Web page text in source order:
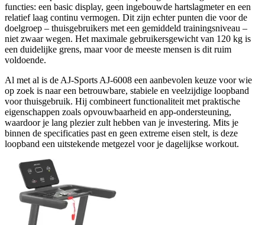
functies: een basic display, geen ingebouwde hartslagmeter en een
relatief laag continu vermogen. Dit zijn echter punten die voor de
doelgroep – thuisgebruikers met een gemiddeld trainingsniveau –
niet zwaar wegen. Het maximale gebruikersgewicht van 120 kg is
een duidelijke grens, maar voor de meeste mensen is dit ruim
voldoende.
Al met al is de AJ-Sports AJ-6008 een aanbevolen keuze voor wie
op zoek is naar een betrouwbare, stabiele en veelzijdige loopband
voor thuisgebruik. Hij combineert functionaliteit met praktische
eigenschappen zoals opvouwbaarheid en app-ondersteuning,
waardoor je lang plezier zult hebben van je investering. Mits je
binnen de specificaties past en geen extreme eisen stelt, is deze
loopband een uitstekende metgezel voor je dagelijkse workout.